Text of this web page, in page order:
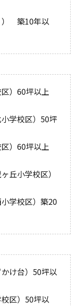
） 築10年以
）60坪以上
学校区）50坪
）60坪以上
丘小学校区）
学校区）築20
け台）50坪以
区）50坪以